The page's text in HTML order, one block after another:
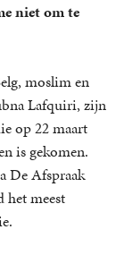
niet om te
moslim en
Lafquiri, zijn
op 22 maart
is gekomen.
De Afspraak
het meest